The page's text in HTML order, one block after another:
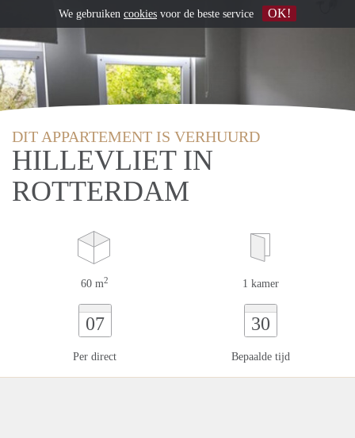
DIT APPARTEMENT IS VERHUURD
HILLEVLIET IN
ROTTERDAM
60 m2 1 kamer
07
Per direct
30
Bepaalde tijd
We gebruiken cookies voor de beste service OK!